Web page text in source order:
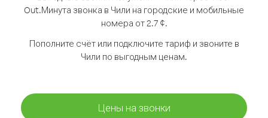
Out.Минута звонка в Чили на городские и мобильные
номера от 2.7 ¢.
Пополните счёт или подключите тариф и звоните в
Чили по выгодным ценам.
Цены на звонки